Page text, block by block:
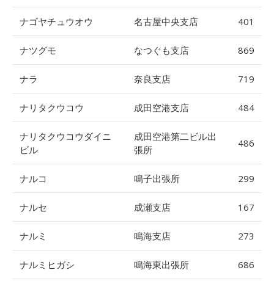
ナゴヤチュウオウ 名古屋中央支店 401
ナツグモ なつぐも支店 869
ナラ 奈良支店 719
ナリタクウコウ 成田空港支店 484
ナリタクウコウダイニ
ビル
成田空港第二ビル出
張所
486
ナルコ 鳴子出張所 299
ナルセ 成瀬支店 167
ナルミ 鳴海支店 273
ナルミヒガシ 鳴海東出張所 686